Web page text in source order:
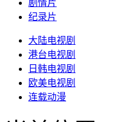
剧情片
纪录片
大陆电视剧
港台电视剧
日韩电视剧
欧美电视剧
连载动漫